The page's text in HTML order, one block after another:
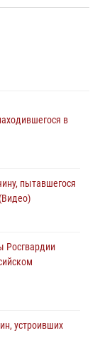
в
пытавшегося
Росгвардии
устроивших